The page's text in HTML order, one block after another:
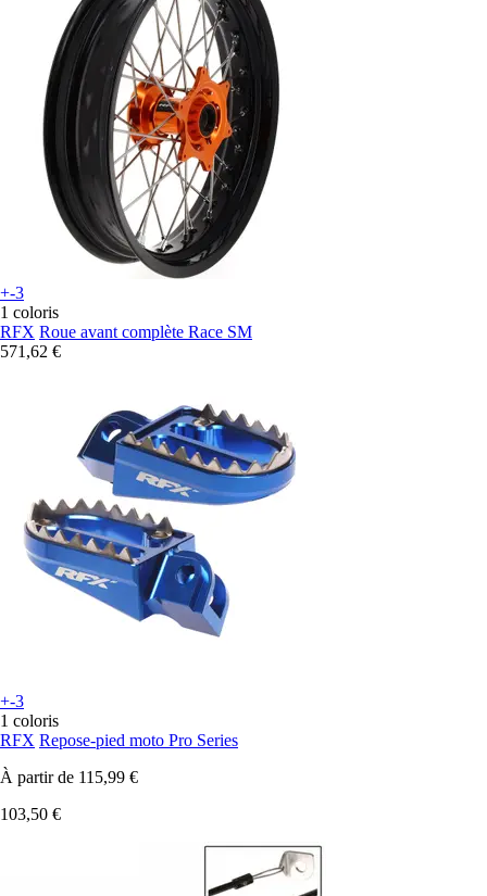
+-3
1 coloris
RFX Roue avant complète Race SM
571,62 €
+-3
1 coloris
RFX Repose-pied moto Pro Series
À partir de 115,99 €
103,50 €